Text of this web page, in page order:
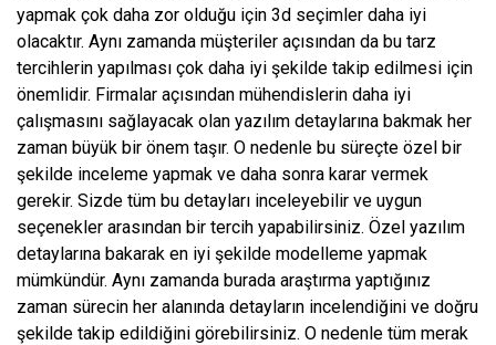
yapmak çok daha zor olduğu için 3d seçimler daha iyi
olacaktır. Aynı zamanda müşteriler açısından da bu tarz
tercihlerin yapılması çok daha iyi şekilde takip edilmesi için
önemlidir. Firmalar açısından mühendislerin daha iyi
çalışmasını sağlayacak olan yazılım detaylarına bakmak her
zaman büyük bir önem taşır. O nedenle bu süreçte özel bir
şekilde inceleme yapmak ve daha sonra karar vermek
gerekir. Sizde tüm bu detayları inceleyebilir ve uygun
seçenekler arasından bir tercih yapabilirsiniz. Özel yazılım
detaylarına bakarak en iyi şekilde modelleme yapmak
mümkündür. Aynı zamanda burada araştırma yaptığınız
zaman sürecin her alanında detayların incelendiğini ve doğru
şekilde takip edildiğini görebilirsiniz. O nedenle tüm merak